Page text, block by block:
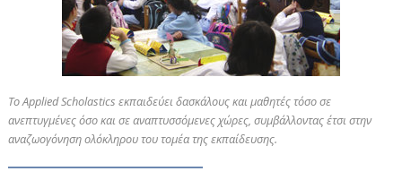
Το Applied Scholastics εκπαιδεύει δασκάλους και μαθητές τόσο σε
ανεπτυγμένες όσο και σε αναπτυσσόμενες χώρες, συμβάλλοντας έτσι στην
αναζωογόνηση ολόκληρου του τομέα της εκπαίδευσης.